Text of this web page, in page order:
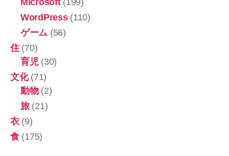
Microsoft(199)
WordPress(110)
ゲーム (56)
住(70)
育児(30)
文化(71)
動物(2)
旅(21)
衣(9)
食(175)